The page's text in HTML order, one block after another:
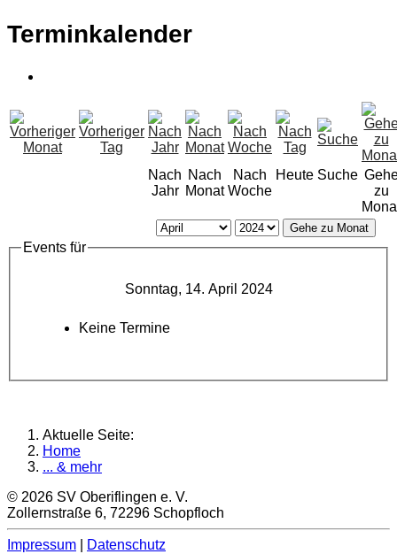
Terminkalender
Nach
Jahr
Nach
Monat
Nach
Woche
Heute Suche
zu
Gehe zu Monat
Events für
Sonntag, 14. April 2024
Keine Termine
Aktuelle Seite:
Home
... & mehr
© 2026 SV Oberiflingen e. V.
Zollernstraße 6, 72296 Schopfloch
Impressum
Datenschutz